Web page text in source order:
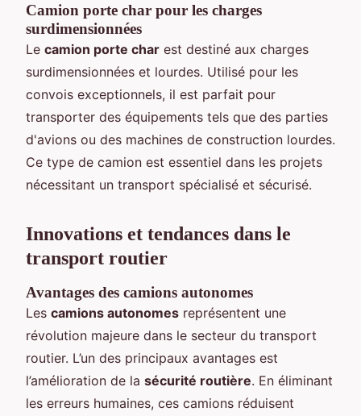
Camion porte char pour les charges
surdimensionnées
Le camion porte char est destiné aux charges
surdimensionnées et lourdes. Utilisé pour les
convois exceptionnels, il est parfait pour
transporter des équipements tels que des parties
d'avions ou des machines de construction lourdes.
Ce type de camion est essentiel dans les projets
nécessitant un transport spécialisé et sécurisé.
Innovations et tendances dans le
transport routier
Avantages des camions autonomes
Les camions autonomes représentent une
révolution majeure dans le secteur du transport
routier. L’un des principaux avantages est
l’amélioration de la sécurité routière. En éliminant
les erreurs humaines, ces camions réduisent